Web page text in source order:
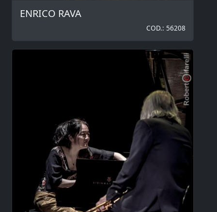
ENRICO RAVA
COD.: 56208